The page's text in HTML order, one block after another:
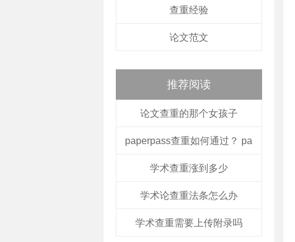
查重经验
论文范文
推荐阅读
论文查重的那个女孩子
paperpass查重如何通过？ pa
学术查重涨到多少
学术论查重法条怎么办
学术查重需要上传附录吗